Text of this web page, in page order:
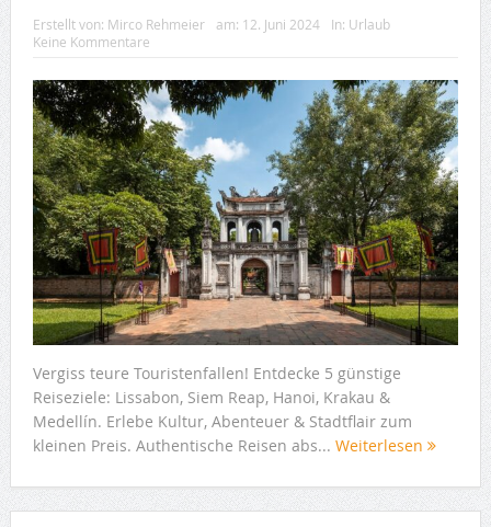
Erstellt von: Mirco Rehmeier am: 12. Juni 2024 In: Urlaub
Keine Kommentare
Vergiss teure Touristenfallen! Entdecke 5 günstige
Reiseziele: Lissabon, Siem Reap, Hanoi, Krakau &
Medellín. Erlebe Kultur, Abenteuer & Stadtflair zum
kleinen Preis. Authentische Reisen abs... Weiterlesen